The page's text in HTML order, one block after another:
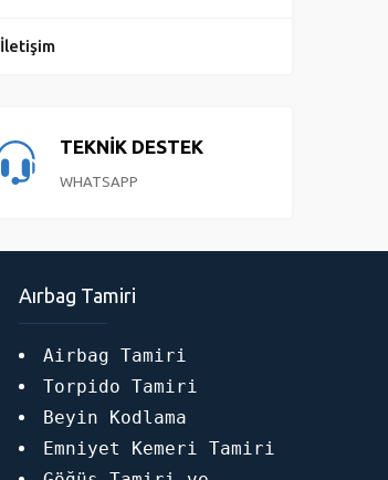
İletişim
TEKNİK DESTEK
WHATSAPP
Aırbag Tamiri
Airbag Tamiri
Torpido Tamiri
Beyin Kodlama
Emniyet Kemeri Tamiri
Fatih Kaftar